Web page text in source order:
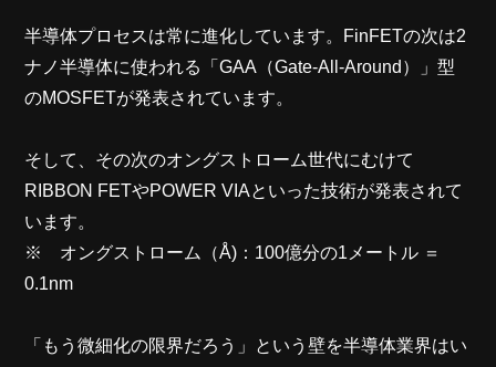
半導体プロセスは常に進化しています。FinFETの次は2
ナノ半導体に使われる「GAA（Gate-All-Around）」型
のMOSFETが発表されています。
そして、その次のオングストローム世代にむけて
RIBBON FETやPOWER VIAといった技術が発表されて
います。
※ オングストローム（Å)：100億分の1メートル ＝
0.1nm
「もう微細化の限界だろう」という壁を半導体業界はい